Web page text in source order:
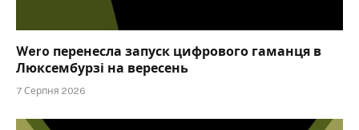
Wero перенесла запуск цифрового гаманця в
Люксембурзі на вересень
7 Серпня 2026